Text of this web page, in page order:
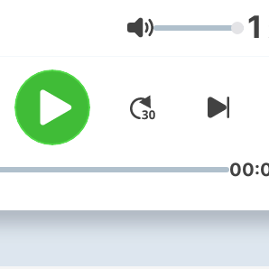
Auf Fragestellungen rund um
Wissenschaft und
erhalten Sie Antworten:
werktäglich und sonntags in
der rbb24 Inforadio-Rubrik
"Wissenswerte".
Lautstärke 1